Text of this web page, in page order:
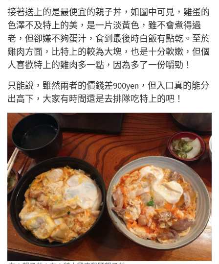
接著送上的是最便宜的親子丼，如圖中可見，雞蛋的
色澤不及特上的美，是一片淡黃色，雖不會煮得過
老，但卻嫌不夠蛋汁，食到最後時白飯有點乾。至於
雞肉方面，比特上的較為大塊，也是十分軟嫩，但個
人喜歡特上的雞肉多一點，因為多了一份嚼勁！
只能說，雖然兩者的價錢差900yen，但入口真的能分
出高下，大家有時間還是去排隊吃特上的吧！